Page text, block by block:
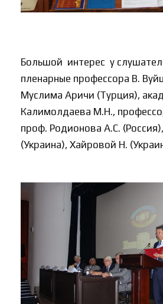
Большой интерес у
пленарные профессора В.
Муслима Аричи (Турция),
Калимолдаева М.Н.,
проф. Родионова А.С.
(Украина), Хайровой Н.